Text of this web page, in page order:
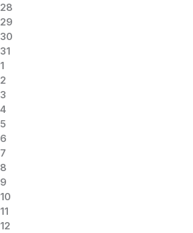
28
29
30
31
1
2
3
4
5
6
7
8
9
10
11
12